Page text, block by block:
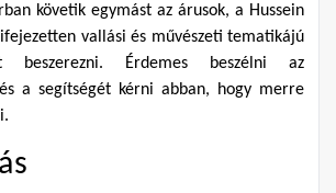
követik egymást az árusok, a Hussein
vallási és művészeti tematikájú
beszerezni. Érdemes beszélni az
a segítségét kérni abban, hogy merre